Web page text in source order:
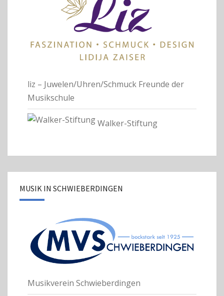
liz – Juwelen/Uhren/Schmuck Freunde der
Musikschule
Walker-Stiftung
MUSIK IN SCHWIEBERDINGEN
Musikverein Schwieberdingen